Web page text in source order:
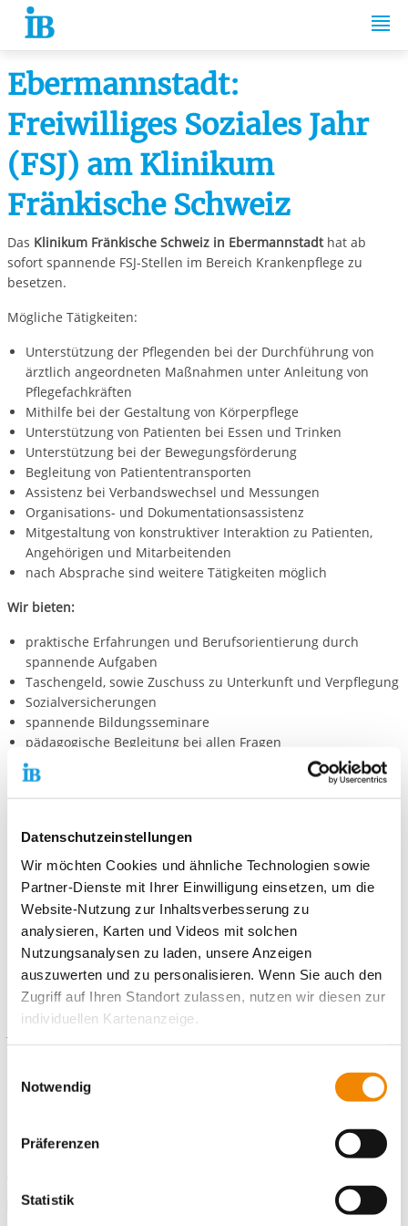
Datenschutzeinstellungen
Wir möchten Cookies und ähnliche Technologien sowie
Partner-Dienste mit Ihrer Einwilligung einsetzen, um die
Website-Nutzung zur Inhaltsverbesserung zu
analysieren, Karten und Videos mit solchen
Nutzungsanalysen zu laden, unsere Anzeigen
auszuwerten und zu personalisieren. Wenn Sie auch den
Zugriff auf Ihren Standort zulassen, nutzen wir diesen zur
individuellen Kartenanzeige.
unsere Partner Daten wie Ihre IP-Adresse und
verarbeiten diese zusammen mit Daten von anderen
Websites. Die Partner erkennen mitunter auch, wenn Sie
zum Website-Besuch verschiedene Geräte verwenden,
kann die Datenübertragung in Drittländer (insb. die USA)
nicht ausgeschlossen werden. Dort ist kein der EU
Notwendig
Präferenzen
Statistik
Springe zum Inhalt
Ebermannstadt:
Freiwilliges Soziales Jahr
(FSJ) am Klinikum
Fränkische Schweiz
Das Klinikum Fränkische Schweiz in Ebermannstadt hat ab
sofort spannende FSJ-Stellen im Bereich Krankenpflege zu
besetzen.
Mögliche Tätigkeiten:
Unterstützung der Pflegenden bei der Durchführung von
ärztlich angeordneten Maßnahmen unter Anleitung von
Pflegefachkräften
Mithilfe bei der Gestaltung von Körperpflege
Unterstützung von Patienten bei Essen und Trinken
Unterstützung bei der Bewegungsförderung
Begleitung von Patiententransporten
Assistenz bei Verbandswechsel und Messungen
Organisations- und Dokumentationsassistenz
Mitgestaltung von konstruktiver Interaktion zu Patienten,
Angehörigen und Mitarbeitenden
nach Absprache sind weitere Tätigkeiten möglich
Wir bieten:
praktische Erfahrungen und Berufsorientierung durch
spannende Aufgaben
Taschengeld, sowie Zuschuss zu Unterkunft und Verpflegung
Sozialversicherungen
spannende Bildungsseminare
pädagogische Begleitung bei allen Fragen
Bitte nutze hierfür unserOnline-Bewerbungsportal
du persönliche Angaben und Einsatzwünsche eintragen sowie
die notwendigen Unterlagen (bitte im PNG-, JPG- oder PDF-
Format) direkt hochladen.
Kontaktiere uns!
Standort
Karolinenstraße 16
96049 Bamberg
E-Mail an Freiwilligendienste Bamberg
E-Mail schreiben